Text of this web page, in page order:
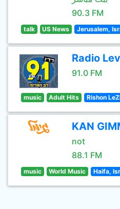
90.3 FM
talk US News Jerusalem,
Radio
91.0 FM
music Adult Hits Rishon
not
88.1 FM
music World Music Haifa,